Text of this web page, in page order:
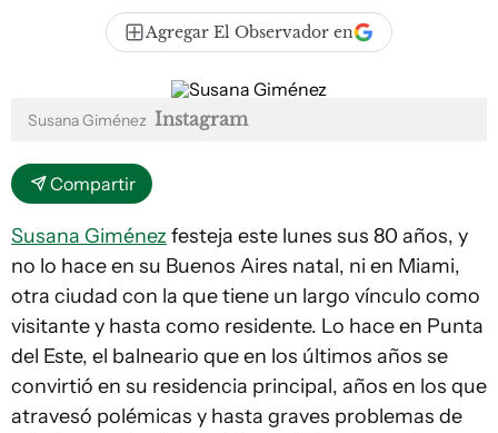
Agregar El Observador en
Susana Giménez Instagram
Compartir
Susana Giménezfesteja este lunes sus 80 años, y
no lo hace en su Buenos Aires natal, ni en Miami,
otra ciudad con la que tiene un largo vínculo como
visitante y hasta como residente. Lo hace en Punta
del Este, el balneario que en los últimos años se
convirtió en su residencia principal, años en los que
atravesó polémicas y hasta graves problemas de